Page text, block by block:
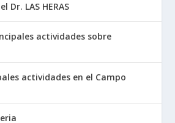
Dr. LAS HERAS
actividades sobre
actividades en el Campo